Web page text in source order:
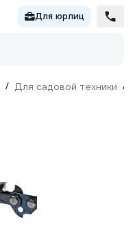
Для юрлиц
/ Для садовой техники /